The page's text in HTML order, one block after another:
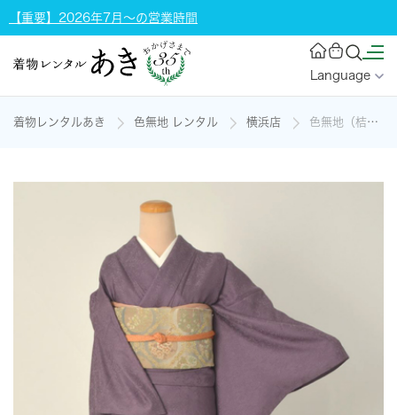
【重要】2026年7月～の営業時間
Language
着物レンタルあき 色無地 レンタル 横浜店 色無地（桔梗色の爽やかな無地）[一つ紋]の着物レンタル